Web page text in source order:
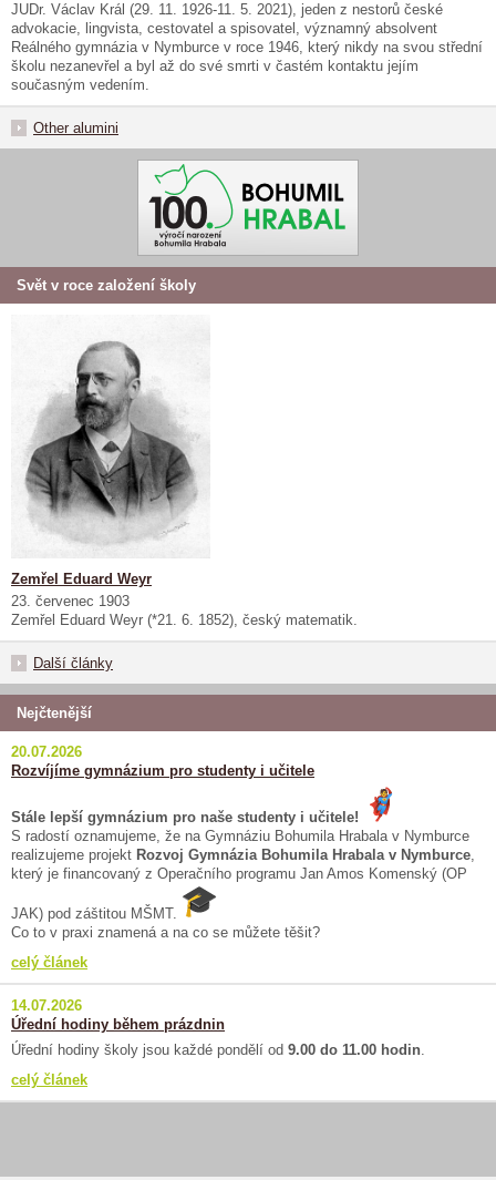
JUDr. Václav Král (29. 11. 1926-11. 5. 2021), jeden z nestorů české
advokacie, lingvista, cestovatel a spisovatel, významný absolvent
Reálného gymnázia v Nymburce v roce 1946, který nikdy na svou střední
školu nezanevřel a byl až do své smrti v častém kontaktu jejím
současným vedením.
Other alumini
Svět v roce založení školy
Zemřel Eduard Weyr
23. červenec 1903
Zemřel Eduard Weyr (*21. 6. 1852), český matematik.
Další články
Nejčtenější
20.07.2026
Rozvíjíme gymnázium pro studenty i učitele
Stále lepší gymnázium pro naše studenty i učitele!
S radostí oznamujeme, že na Gymnáziu Bohumila Hrabala v Nymburce
realizujeme projekt Rozvoj Gymnázia Bohumila Hrabala v Nymburce,
který je financovaný z Operačního programu Jan Amos Komenský (OP
JAK) pod záštitou MŠMT.
Co to v praxi znamená a na co se můžete těšit?
celý článek
14.07.2026
Úřední hodiny během prázdnin
Úřední hodiny školy jsou každé pondělí od 9.00 do 11.00 hodin.
celý článek